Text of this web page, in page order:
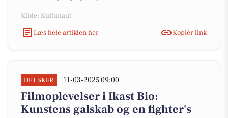
Kilde: Kultunaut
Læs hele artiklen her
Kopiér link
DET SKER 11-03-2025 09:00
Filmoplevelser i Ikast Bio:
Kunstens galskab og en fighter's